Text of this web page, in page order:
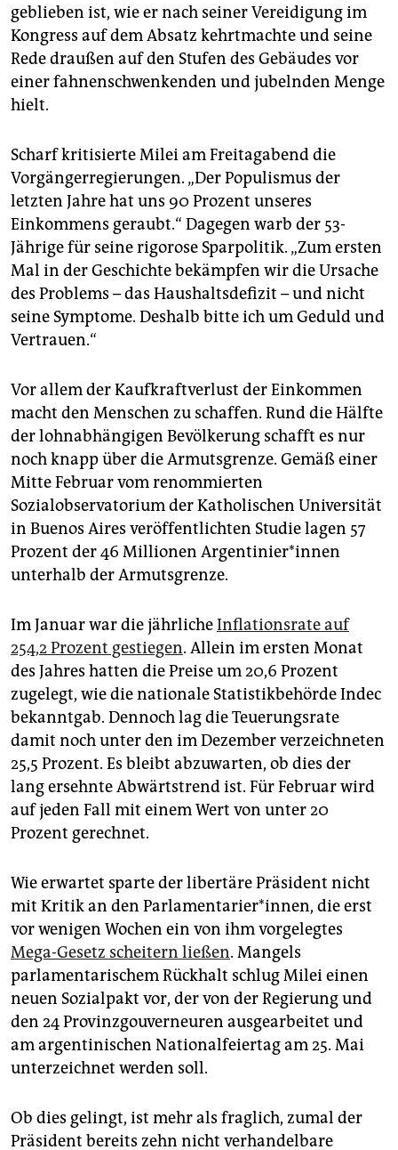
geblieben ist, wie er nach seiner Vereidigung im
Kongress auf dem Absatz kehrtmachte und seine
Rede draußen auf den Stufen des Gebäudes vor
einer fahnenschwenkenden und jubelnden Menge
hielt.
Scharf kritisierte Milei am Freitagabend die
Vorgängerregierungen. „Der Populismus der
letzten Jahre hat uns 90 Prozent unseres
Einkommens geraubt.“ Dagegen warb der 53-
Jährige für seine rigorose Sparpolitik. „Zum ersten
Mal in der Geschichte bekämpfen wir die Ursache
des Problems – das Haushaltsdefizit – und nicht
seine Symptome. Deshalb bitte ich um Geduld und
Vertrauen.“
Vor allem der Kaufkraftverlust der Einkommen
macht den Menschen zu schaffen. Rund die Hälfte
der lohnabhängigen Bevölkerung schafft es nur
noch knapp über die Armutsgrenze. Gemäß einer
Mitte Februar vom renommierten
Sozialobservatorium der Katholischen Universität
in Buenos Aires veröffentlichten Studie lagen 57
Prozent der 46 Millionen Ar­gen­ti­nie­r*in­nen
unterhalb der Armutsgrenze.
Im Januar war die jährlicheInflationsrate auf
254,2 Prozent gestiegen. Allein im ersten Monat
des Jahres hatten die Preise um 20,6 Prozent
zugelegt, wie die nationale Statistikbehörde Indec
bekanntgab. Dennoch lag die Teuerungsrate
damit noch unter den im Dezember verzeichneten
25,5 Prozent. Es bleibt abzuwarten, ob dies der
lang ersehnte Abwärtstrend ist. Für Februar wird
auf jeden Fall mit einem Wert von unter 20
Prozent gerechnet.
Wie erwartet sparte der libertäre Präsident nicht
mit Kritik an den Parlamentarier*innen, die erst
vor wenigen Wochen ein von ihm vorgelegtes
Mega-Gesetz scheitern ließen. Mangels
parlamentarischem Rückhalt schlug Milei einen
neuen Sozialpakt vor, der von der Regierung und
den 24 Provinzgouverneuren ausgearbeitet und
am argentinischen Nationalfeiertag am 25. Mai
unterzeichnet werden soll.
Ob dies gelingt, ist mehr als fraglich, zumal der
Präsident bereits zehn nicht verhandelbare